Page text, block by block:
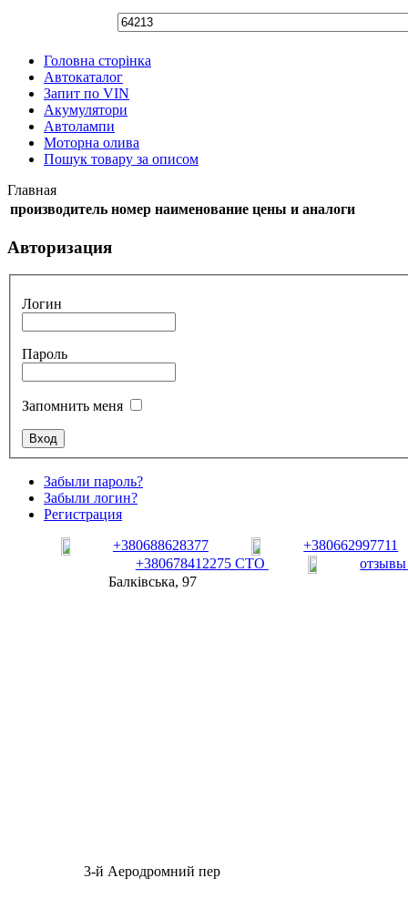
Головна сторінка
Автокаталог
Запит по VIN
Акумулятори
Автолампи
Моторна олива
Пошук товару за описом
Главная
производитель номер наименование цены и аналоги
Авторизация
Логин
Пароль
Запомнить меня
Забыли пароль?
Забыли логин?
Регистрация
+380688628377
+380662997711
+380678412275 СТО
Балківська, 97
3-й Аеродромний пер